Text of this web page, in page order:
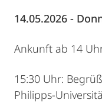
14.05.2026 -
Ankunft ab 14
15:30 Uhr:
Philipps-